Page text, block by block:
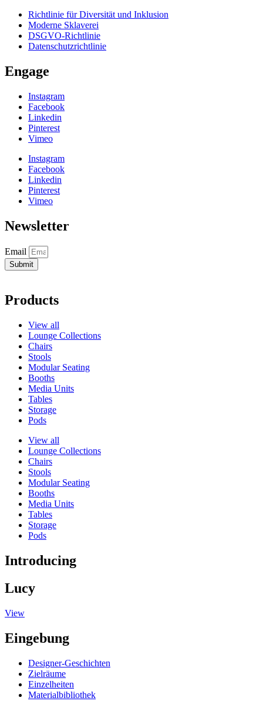
Richtlinie für Diversität und Inklusion
Moderne Sklaverei
DSGVO-Richtlinie
Datenschutzrichtlinie
Engage
Instagram
Facebook
Linkedin
Pinterest
Vimeo
Instagram
Facebook
Linkedin
Pinterest
Vimeo
Newsletter
Email
Submit
Products
View all
Lounge Collections
Chairs
Stools
Modular Seating
Booths
Media Units
Tables
Storage
Pods
View all
Lounge Collections
Chairs
Stools
Modular Seating
Booths
Media Units
Tables
Storage
Pods
Introducing
Lucy
View
Eingebung
Designer-Geschichten
Zielräume
Einzelheiten
Materialbibliothek